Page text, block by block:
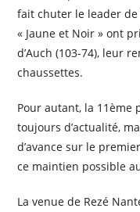
fait chuter le leader
« Jaune et Noir » ont
d’Auch (103-74), leur
chaussettes.
Pour autant, la 11ème
toujours d’actualité,
d’avance sur le
ce maintien possible
La venue de Rezé